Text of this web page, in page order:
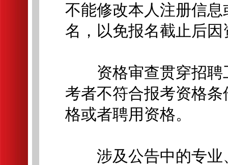
不能修改本人注册信
名，以免报名截止后
资格审查贯穿招聘
考者不符合报考资格
格或者聘用资格。
涉及公告中的专业